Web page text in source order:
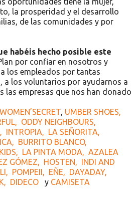
la prosperidad y el desarrollo
de las comunidades y por
habéis hecho posible este
por confiar en nosotros y
los empleados por tantas
a los voluntarios por ayudarnos a
las empresas que nos han donado
WOMEN’SECRET, UMBER SHOES,
ODDY NEIGHBOURS,
INTROPIA, LA SEÑORITA,
BURRITO BLANCO,
LA PINTA MODA, AZALEA
GÓMEZ, HOSTEN, INDI AND
POMPEII, EÑE, DAYADAY,
DIDECO y CAMISETA